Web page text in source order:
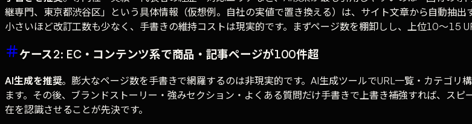
継専門、東京都渋谷区」という具体情報（仮想例。自社の実値で置き換える）は、サイト文章から自動抽
小さいほど改訂工数も少なく、手書きの維持コストは現実的です。まずページ数を棚卸しし、上位10〜15
ケース2: EC・コンテンツ系で商品・記事ページが100件超
AI生成を推奨。膨大なページ数を手書きで網羅するのは非現実的です。AI生成ツールでURL一覧・カテゴ
ます。その後、ブランドストーリー・強みセクション・よくある質問だけ手書きで上書き補強すれば、スピ
在を認識させることが先決です。